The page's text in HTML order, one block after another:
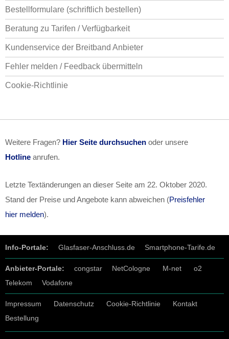
Bestellformulare (schriftlich bestellen)
Beratung zu Tarifen / Verfügbarkeit
Kundenservice der Breitband Anbieter
Fehler melden / Feedback übermitteln
Cookie-Richtlinie
Weitere Fragen? Hier Seite durchsuchen oder unsere
Hotline anrufen.
Letzte Textänderungen an dieser Seite am 22. Oktober 2020.
Stand der Preise und Angebote kann abweichen (Preisfehler
hier melden).
Info-Portale: Glasfaser-Anschluss.de Smartphone-Tarife.de
Anbieter-Portale: congstar NetCologne M-net
o2
Telekom
Vodafone
Impressum Datenschutz Cookie-Richtlinie
Kontakt
Bestellung